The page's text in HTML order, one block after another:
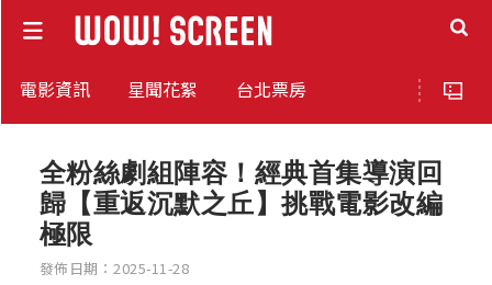
電影資訊 星聞花絮 台北票房
全粉絲劇組陣容！經典首集導演回
歸【重返沉默之丘】挑戰電影改編
極限
發佈日期：2025-11-28